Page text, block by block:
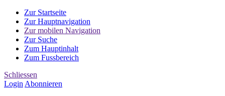
Zur Startseite
Zur Hauptnavigation
Zur mobilen Navigation
Zur Suche
Zum Hauptinhalt
Zum Fussbereich
Schliessen
Login Abonnieren